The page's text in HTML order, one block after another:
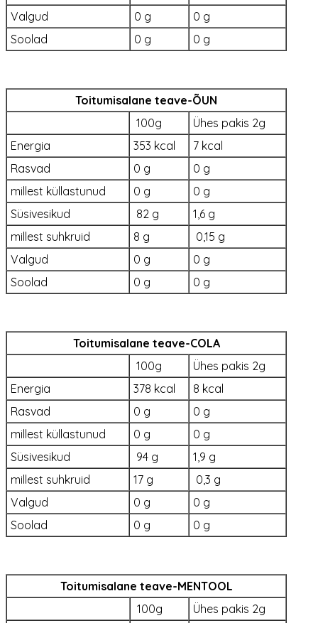
Valgud
0 g
0 g
Soolad
0 g 0 g
Toitumisalane teave-ÕUN
100g
Ühes pakis 2g
Energia
353 kcal
7 kcal
Rasvad
0 g
0 g
millest küllastunud
0 g
0 g
Süsivesikud
82 g
1,6 g
millest suhkruid
8 g
0,15 g
Valgud
0 g
0 g
Soolad
0 g 0 g
Toitumisalane teave-COLA
100g
Ühes pakis 2g
Energia
378 kcal
8 kcal
Rasvad
0 g
0 g
millest küllastunud
0 g
0 g
Süsivesikud
94 g
1,9 g
millest suhkruid
17 g
0,3 g
Valgud
0 g
0 g
Soolad
0 g 0 g
Toitumisalane teave-MENTOOL
100g
Ühes pakis 2g